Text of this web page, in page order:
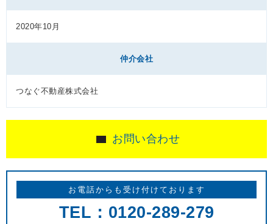
2020年10月
仲介会社
つなぐ不動産株式会社
お問い合わせ
お電話からも受け付けております
TEL：0120-289-279